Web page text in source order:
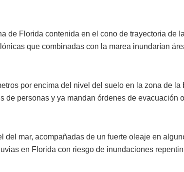
de Florida contenida en el cono de trayectoria de
que combinadas con la marea inundarían
por encima del nivel del suelo en la zona de la
de personas y ya mandan órdenes de evacuación
del mar, acompañadas de un fuerte oleaje en
en Florida con riesgo de inundaciones